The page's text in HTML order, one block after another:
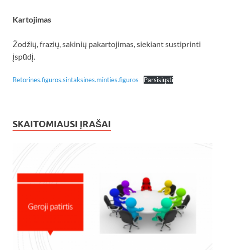
Kartojimas
Žodžių, frazių, sakinių pakartojimas, siekiant sustiprinti
įspūdį.
Retorines.figuros.sintaksines.minties.figuros Parsisiųsti
SKAITOMIAUSI ĮRAŠAI